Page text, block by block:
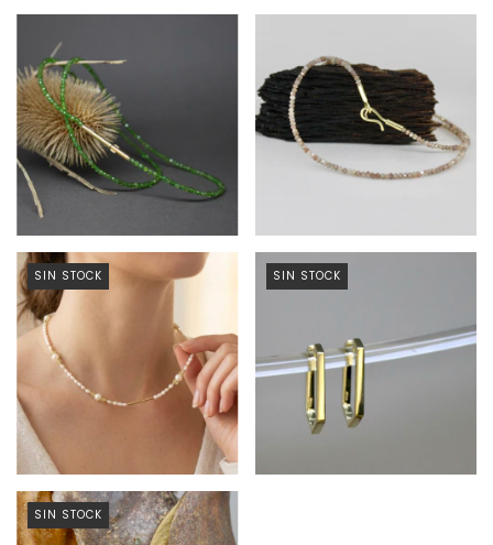
$249.660
SIN STOCK SIN STOCK
SIN STOCK